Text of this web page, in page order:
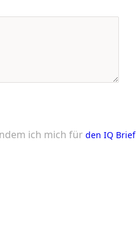
ich mich für den IQ Brief